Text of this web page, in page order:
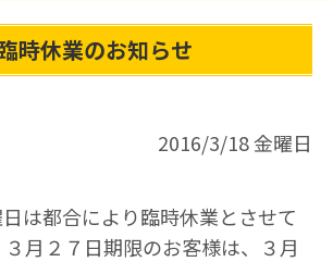
時休業のお知らせ
2016/3/18 金曜日
は都合により臨時休業とさせて
月２７日期限のお客様は、３月